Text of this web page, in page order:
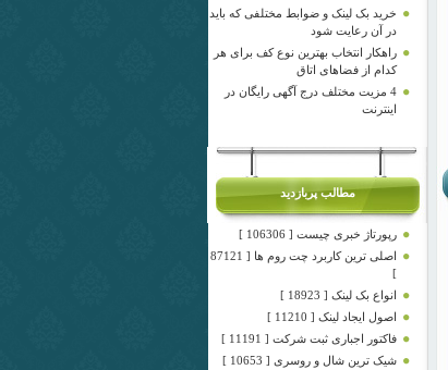
خرید بک لینک و ضوابط مختلفی که باید
در آن رعایت شود
راهکار انتخاب بهترین نوع کف برای هر
کدام از فضاهای اتاق
4 مزیت مختلف درج آگهی رایگان در
اینترنت
مطالب پربازدید
رپورتاژ خبری چیست [ 106306 ]
اصلی ترین کاربرد چت روم ها [ 87121
]
انواع بک لینک [ 18923 ]
اصول ایجاد لینک [ 11210 ]
فاکتور اجباری ثبت شرکت [ 11191 ]
شیک ترین شال و روسری [ 10653 ]